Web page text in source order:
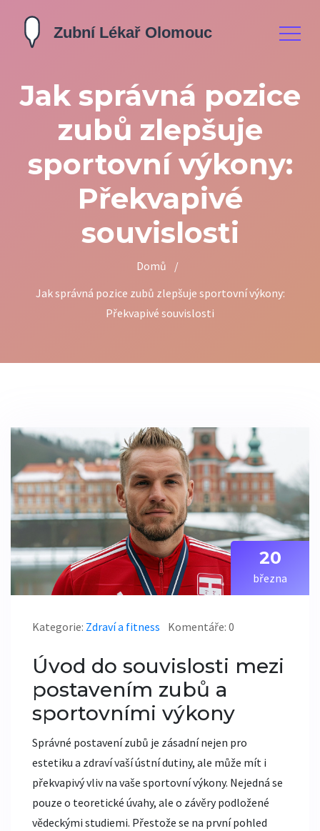
Jak správná pozice
zubů zlepšuje
sportovní výkony:
Překvapivé
souvislosti
Domů
/
Jak správná pozice zubů zlepšuje sportovní výkony:
Překvapivé souvislosti
20
března
Kategorie: Zdraví a fitness Komentáře: 0
Úvod do souvislosti mezi
postavením zubů a
sportovními výkony
Správné postavení zubů je zásadní nejen pro
estetiku a zdraví vaší ústní dutiny, ale může mít i
překvapivý vliv na vaše sportovní výkony. Nejedná se
pouze o teoretické úvahy, ale o závěry podložené
vědeckými studiemi. Přestože se na první pohled